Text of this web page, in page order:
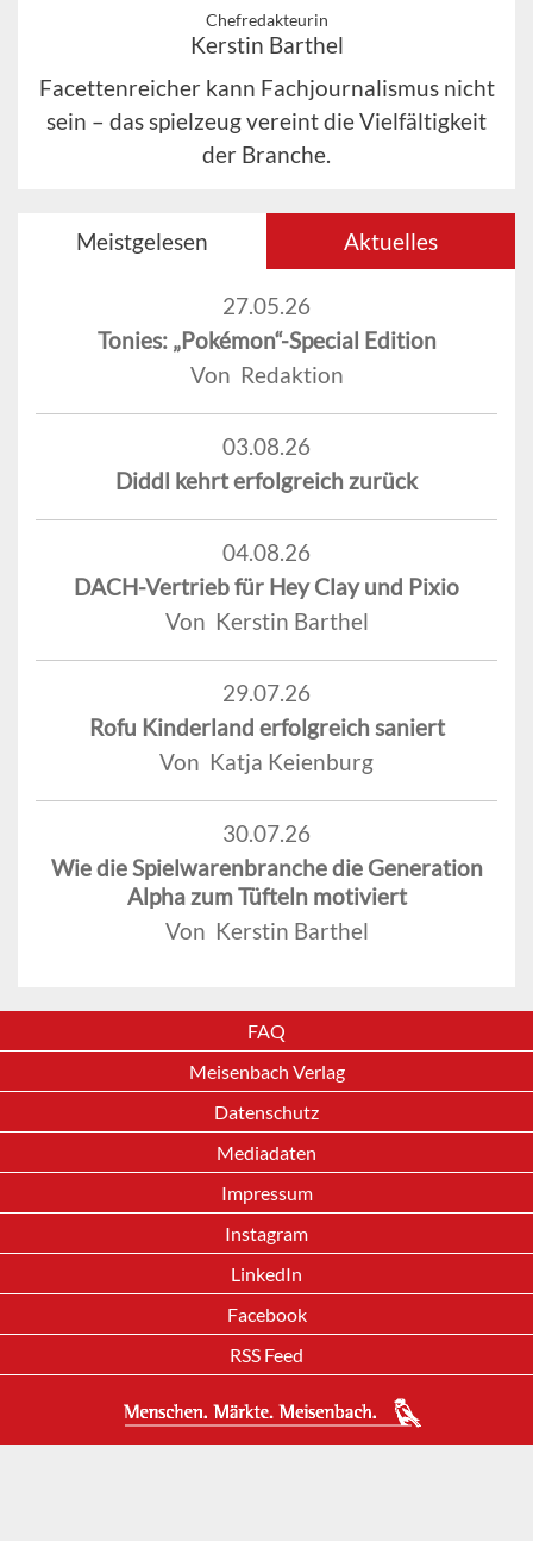
Chefredakteurin
Kerstin Barthel
Facettenreicher kann Fachjournalismus nicht
sein – das spielzeug vereint die Vielfältigkeit
der Branche.
Meistgelesen Aktuelles
27.05.26
Tonies: „Pokémon“-Special Edition
Von Redaktion
03.08.26
Diddl kehrt erfolgreich zurück
04.08.26
DACH-Vertrieb für Hey Clay und Pixio
Von Kerstin Barthel
29.07.26
Rofu Kinderland erfolgreich saniert
Von Katja Keienburg
30.07.26
Wie die Spielwarenbranche die Generation
Alpha zum Tüfteln motiviert
Von Kerstin Barthel
FAQ
Meisenbach Verlag
Datenschutz
Mediadaten
Impressum
Instagram
LinkedIn
Facebook
RSS Feed